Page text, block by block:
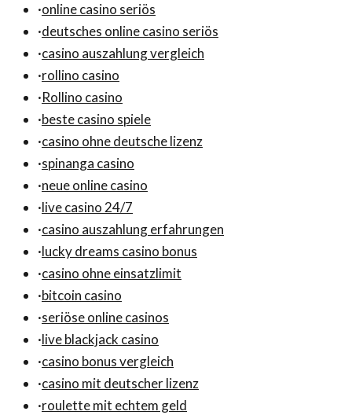
·online casino seriös
·deutsches online casino seriös
·casino auszahlung vergleich
·rollino casino
·Rollino casino
·beste casino spiele
·casino ohne deutsche lizenz
·spinanga casino
·neue online casino
·live casino 24/7
·casino auszahlung erfahrungen
·lucky dreams casino bonus
·casino ohne einsatzlimit
·bitcoin casino
·seriöse online casinos
·live blackjack casino
·casino bonus vergleich
·casino mit deutscher lizenz
·roulette mit echtem geld